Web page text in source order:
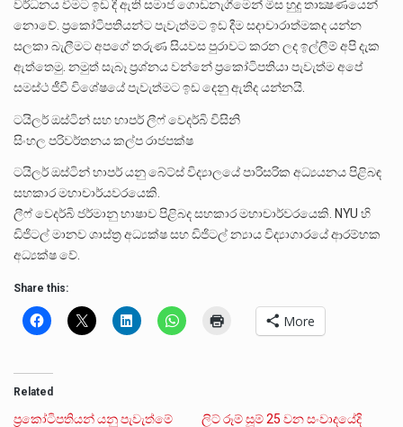
වර්ධනය වීමට ඉඩ දී ඇති සමාජ ගොඩනැගීමෙන් මිස හුදු තාක්‍ෂණයෙන්
නොවේ. ප්‍රකෝටිපතියන්ට පැවැත්මට ඉඩ දීම සදාචාරාත්මකද යන්න
සලකා බැලීමට අපගේ තරුණ සියවස පුරාවට කරන ලද ඉල්ලීම් අපි දැක
ඇත්තෙමු. නමුත් සැබෑ ප්‍රශ්නය වන්නේ ප්‍රකෝටිපතියා පැවැත්ම අපේ
සමස්ථ ජීවී විශේෂයේ පැවැත්මට ඉඩ දෙනු ඇතිද යන්නයි.
ටයිලර් ඔස්ටින් සහ හාපර් ලීෆ් වෙදර්බි විසිනි
සිංහල පරිවර්තනය කල්ප රාජපක්ෂ
ටයිලර් ඔස්ටින් හාපර් යනු බේට්ස් විද්‍යාලයේ පාරිසරික අධ්‍යයනය පිළිබඳ
සහකාර මහාචාර්යවරයෙකි.
ලීෆ් වෙදර්බි ජර්මානු භාෂාව පිළිබද සහකාර මහාචාර්වරයෙකි. NYU හි
ඩිජිටල් මානව ශාස්ත්‍ර අධ්‍යක්ෂ සහ ඩිජිටල් න්‍යාය විද්‍යාගාරයේ ආරම්භක
අධ්‍යක්ෂ වේ.
Share this:
More
Related
ප්‍රකෝටිපතියන් යනු පැවැත්මේ
ලිට් රූම් සූම් 25 වන සංවාදයේදි